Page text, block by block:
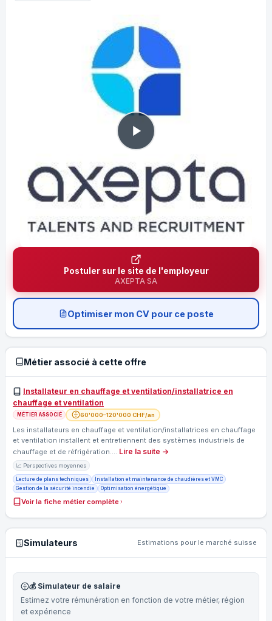
Postuler sur le site de l'employeur
AXEPTA SA
Optimiser mon CV pour ce poste
Métier associé à cette offre
Installateur en chauffage et ventilation/installatrice en
chauffage et ventilation
MÉTIER ASSOCIÉ 60'000–120'000 CHF/an
Les installateurs en chauffage et ventilation/installatrices en chauffage
et ventilation installent et entretiennent des systèmes industriels de
chauffage et de réfrigération.… Lire la suite →
📈 Perspectives moyennes
Lecture de plans techniques
Installation et maintenance de chaudières et VMC
Gestion de la sécurité incendie
Optimisation énergétique
Voir la fiche métier complète
Simulateurs Estimations pour le marché suisse
💰 Simulateur de salaire
Estimez votre rémunération en fonction de votre métier, région
et expérience